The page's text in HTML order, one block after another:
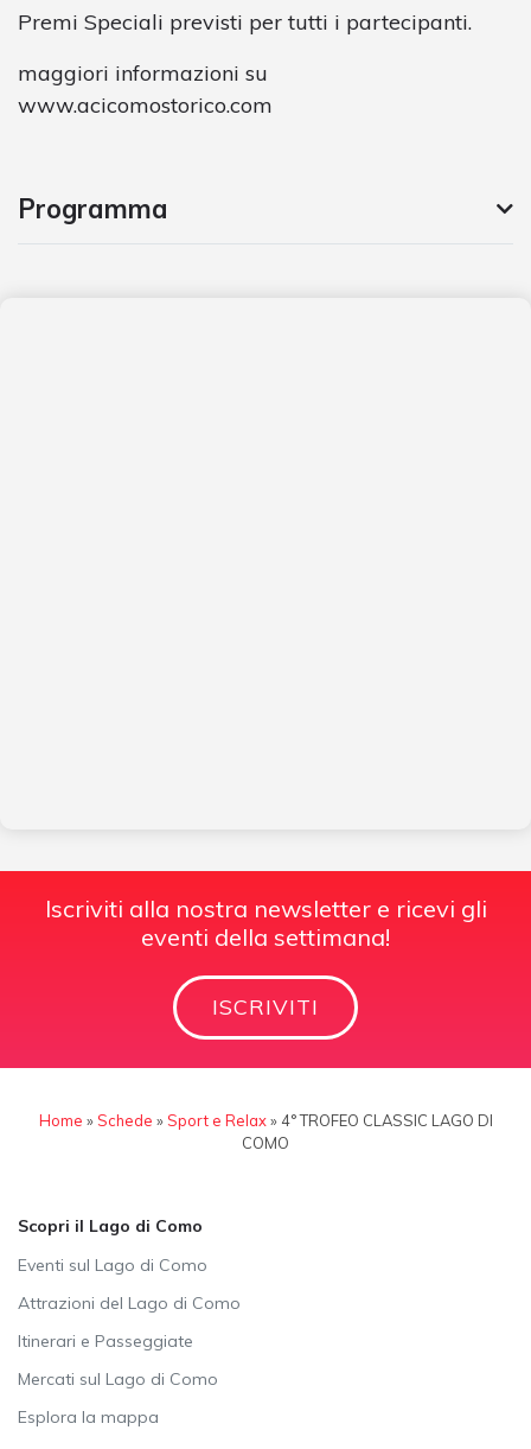
Premi Speciali previsti per tutti i partecipanti.
maggiori informazioni su
www.acicomostorico.com
Programma
Iscriviti alla nostra newsletter e ricevi gli
eventi della settimana!
ISCRIVITI
Home »Schede »Sport e Relax» 4° TROFEO CLASSIC LAGO DI
COMO
Scopri il Lago di Como
Eventi sul Lago di Como
Attrazioni del Lago di Como
Itinerari e Passeggiate
Mercati sul Lago di Como
Esplora la mappa